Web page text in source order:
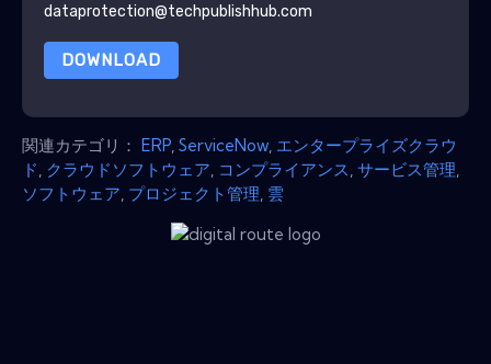
dataprotection@techpublishhub.com
DOWNLOAD
関連カテゴリ： ERP ServiceNow エンタープライズクラウ
ド クラウドソフトウェア コンプライアンス サービス管理
ソフトウェア プロジェクト管理 雲